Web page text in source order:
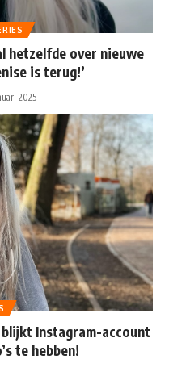
hetzelfde over nieuwe
is terug!’
2025
Instagram-account
te hebben!